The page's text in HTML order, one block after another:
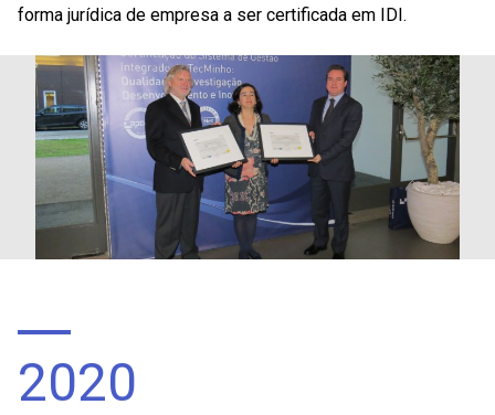
forma jurídica de empresa a ser certificada em IDI.
2020